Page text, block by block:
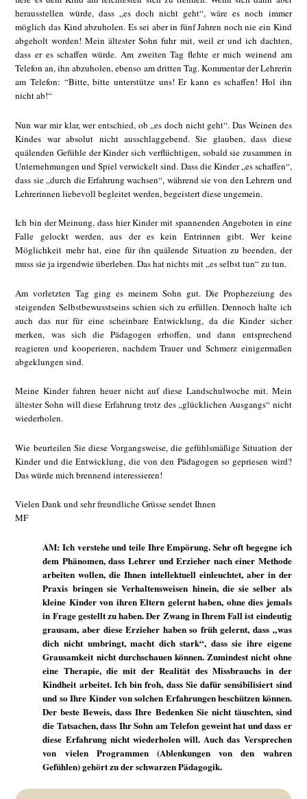
herausstellen würde, dass „es doch nicht geht“, wäre es noch immer
möglich das Kind abzuholen. Es sei aber in fünf Jahren noch nie ein Kind
abgeholt worden! Mein ältester Sohn fuhr mit, weil er und ich dachten,
dass er es schaffen würde. Am zweiten Tag flehte er mich weinend am
Telefon an, ihn abzuholen, ebenso am dritten Tag. Kommentar der Lehrerin
am Telefon: “Bitte, bitte unterstütze uns! Er kann es schaffen! Hol ihn
nicht ab!“
Nun war mir klar, wer entschied, ob „es doch nicht geht“. Das Weinen des
Kindes war absolut nicht ausschlaggebend. Sie glauben, dass diese
quälenden Gefühle der Kinder sich verflüchtigen, sobald sie zusammen in
Unternehmungen und Spiel verwickelt sind. Dass die Kinder „es schaffen“,
dass sie „durch die Erfahrung wachsen“, während sie von den Lehrern und
Lehrerinnen liebevoll begleitet werden, begeistert diese ungemein.
Ich bin der Meinung, dass hier Kinder mit spannenden Angeboten in eine
Falle gelockt werden, aus der es kein Entrinnen gibt. Wer keine
Möglichkeit mehr hat, eine für ihn quälende Situation zu beenden, der
muss sie ja irgendwie überleben. Das hat nichts mit „es selbst tun“ zu tun.
Am vorletzten Tag ging es meinem Sohn gut. Die Prophezeiung des
steigenden Selbstbewusstseins schien sich zu erfüllen. Dennoch halte ich
auch das nur für eine scheinbare Entwicklung, da die Kinder sicher
merken, was sich die Pädagogen erhoffen, und dann entsprechend
reagieren und kooperieren, nachdem Trauer und Schmerz einigermaßen
abgeklungen sind.
Meine Kinder fahren heuer nicht auf diese Landschulwoche mit. Mein
ältester Sohn will diese Erfahrung trotz des „glücklichen Ausgangs“ nicht
wiederholen.
Wie beurteilen Sie diese Vorgangsweise, die gefühlsmäßige Situation der
Kinder und die Entwicklung, die von den Pädagogen so gepriesen wird?
Das würde mich brennend interessieren!
Vielen Dank und sehr freundliche Grüsse sendet Ihnen
MF
AM: Ich verstehe und teile Ihre Empörung. Sehr oft begegne ich
dem Phänomen, dass Lehrer und Erzieher nach einer Methode
arbeiten wollen, die Ihnen intellektuell einleuchtet, aber in der
Praxis bringen sie Verhaltensweisen hinein, die sie selber als
kleine Kinder von ihren Eltern gelernt haben, ohne dies jemals
in Frage gestellt zu haben. Der Zwang in Ihrem Fall ist eindeutig
grausam, aber diese Erzieher haben so früh gelernt, dass „was
dich nicht umbringt, macht dich stark“, dass sie ihre eigene
Grausamkeit nicht durchschauen können. Zumindest nicht ohne
eine Therapie, die mit der Realität des Missbrauchs in der
Kindheit arbeitet. Ich bin froh, dass Sie dafür sensibilisiert sind
und so Ihre Kinder von solchen Erfahrungen beschützen können.
Der beste Beweis, dass Ihre Bedenken Sie nicht täuschten, sind
die Tatsachen, dass Ihr Sohn am Telefon geweint hat und dass er
diese Erfahrung nicht wiederholen will. Auch das Versprechen
von vielen Programmen (Ablenkungen von den wahren
Gefühlen) gehört zu der schwarzen Pädagogik.